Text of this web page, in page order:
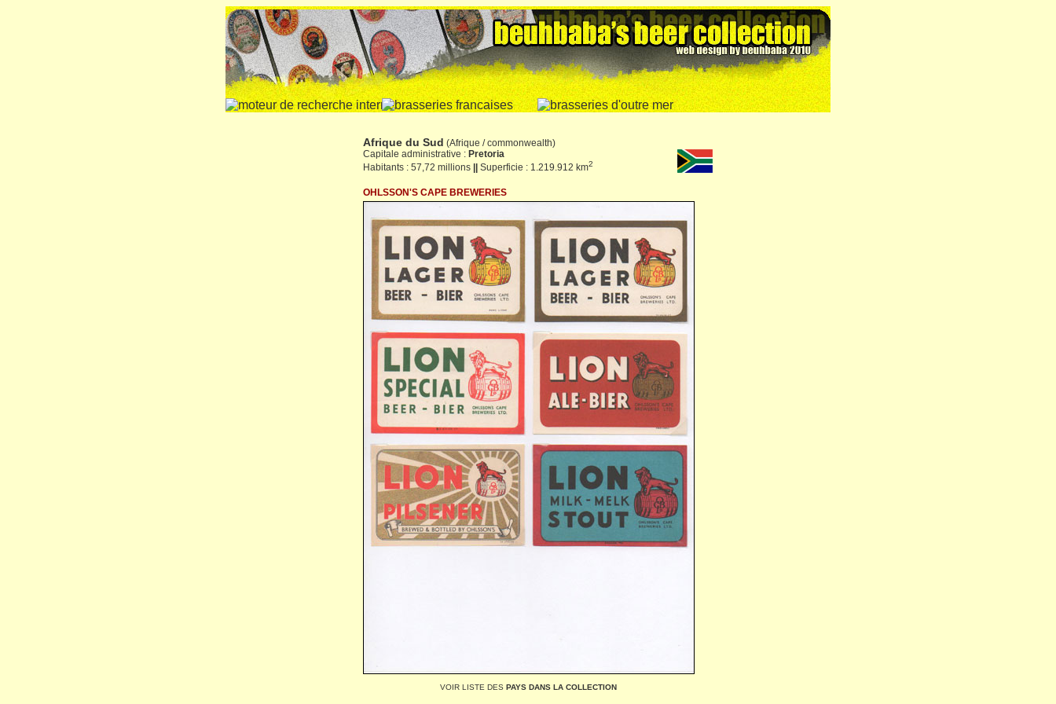
Afrique du Sud (Afrique / commonwealth)
Capitale administrative : Pretoria
Habitants : 57,72 millions
Superficie : 1.219.912 km2
OHLSSON'S CAPE BREWERIES
VOIR LISTE DES PAYS DANS LA COLLECTION